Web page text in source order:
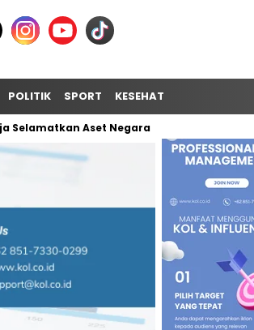
POLITIK SPORT KESEHATAN
Aset Negara